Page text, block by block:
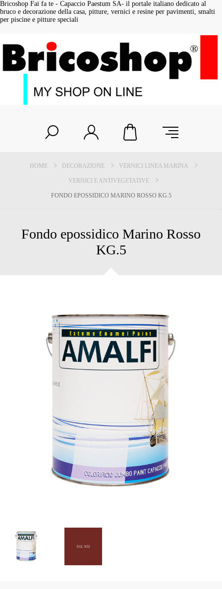
Bricoshop Fai fa te - Capaccio Paestum SA- il portale italiano dedicato al
bruco e decorazione della casa, pitture, vernici e resine per pavimenti, smalti
per piscine e pitture speciali
HOME DECORAZIONE VERNICI LINEA MARINA
VERNICI E ANTIVEGETATIVE
FONDO EPOSSIDICO MARINO ROSSO KG.5
Fondo epossidico Marino Rosso
KG.5